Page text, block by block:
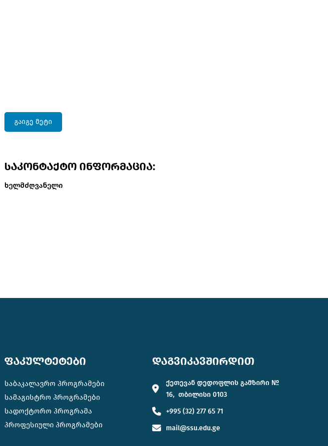
გაიგე მეტი
საკონტაქტო ინფორმაცია:
ხელმძღვანელი
ფაკულტეტები
საბაკალავრო პროგრამები
სამაგისტრო პროგრამები
სადოქტორო პროგრამა
პროფესიული პროგრამები
დაგვიკავშირდით
ქეთევან დედოფლის გამზირი №
16, თბილისი 0103
+995 (32) 277 65 71
mail@ssu.edu.ge